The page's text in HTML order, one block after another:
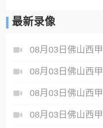
最新录像